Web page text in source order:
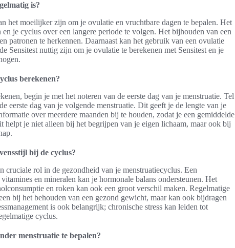
is?
het moeilijker zijn om je ovulatie en vruchtbare dagen te bepalen. Het
je cyclus over een langere periode te volgen. Het bijhouden van een
patronen te herkennen. Daarnaast kan het gebruik van een ovulatie
Sensitest nuttig zijn om je ovulatie te berekenen met Sensitest en je
berekenen?
begin je met het noteren van de eerste dag van je menstruatie. Tel
eerste dag van je volgende menstruatie. Dit geeft je de lengte van je
over meerdere maanden bij te houden, zodat je een gemiddelde
helpt je niet alleen bij het begrijpen van je eigen lichaam, maar ook bij
bij de cyclus?
cruciale rol in de gezondheid van je menstruatiecyclus. Een
en mineralen kan je hormonale balans ondersteunen. Het
en roken kan ook een groot verschil maken. Regelmatige
bij het behouden van een gezond gewicht, maar kan ook bijdragen
is ook belangrijk; chronische stress kan leiden tot
cyclus.
menstruatie te bepalen?